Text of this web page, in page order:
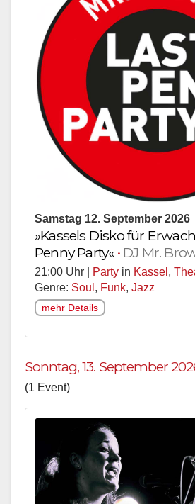
Samstag 12. September 2026
»Kassels Disko für
Penny Party« • DJ Mr.
21:00 Uhr | Party in Kassel ,
Genre: Soul , Funk, Jazz
mehr Details
Sonntag, 13. September
(1 Event)